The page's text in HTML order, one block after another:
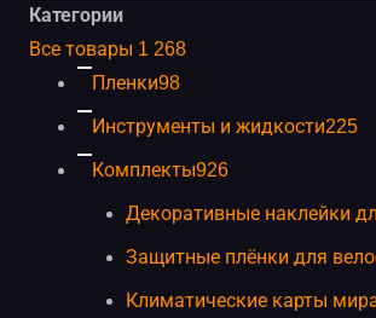
категориям
каталога
Категории
Все товары 1 268
Пленки98
Инструменты и жидкости225
Комплекты926
Декоративные наклейки
Защитные плёнки для
Климатические карты